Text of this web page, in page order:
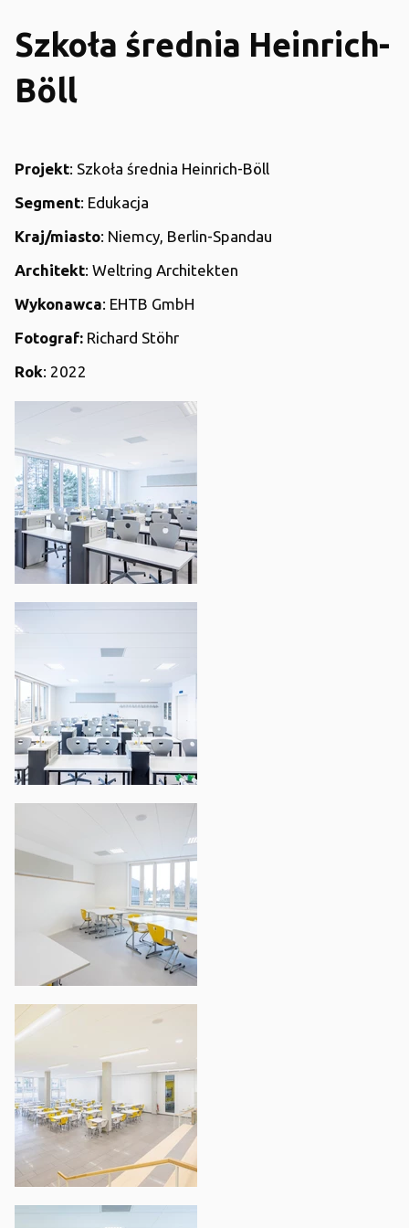
Szkoła średnia Heinrich-
Böll
Projekt: Szkoła średnia Heinrich-Böll
Segment: Edukacja
Kraj/miasto: Niemcy, Berlin-Spandau
Architekt: Weltring Architekten
Wykonawca: EHTB GmbH
Fotograf: Richard Stöhr
Rok: 2022